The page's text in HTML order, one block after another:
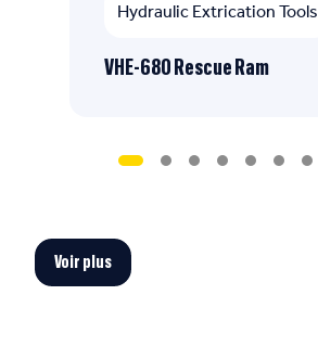
Hydraulic Extrication Tools
VHE-680 Rescue Ram
Voir plus